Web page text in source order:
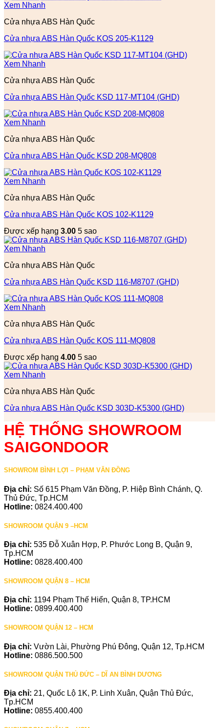
Xem Nhanh
Cửa nhựa ABS Hàn Quốc
Cửa nhựa ABS Hàn Quốc KOS 205-K1129
Xem Nhanh
Cửa nhựa ABS Hàn Quốc
Cửa nhựa ABS Hàn Quốc KSD 117-MT104 (GHD)
Xem Nhanh
Cửa nhựa ABS Hàn Quốc
Cửa nhựa ABS Hàn Quốc KSD 208-MQ808
Xem Nhanh
Cửa nhựa ABS Hàn Quốc
Cửa nhựa ABS Hàn Quốc KOS 102-K1129
Được xếp hạng 3.00 5 sao
Xem Nhanh
Cửa nhựa ABS Hàn Quốc
Cửa nhựa ABS Hàn Quốc KSD 116-M8707 (GHD)
Xem Nhanh
Cửa nhựa ABS Hàn Quốc
Cửa nhựa ABS Hàn Quốc KOS 111-MQ808
Được xếp hạng 4.00 5 sao
Xem Nhanh
Cửa nhựa ABS Hàn Quốc
Cửa nhựa ABS Hàn Quốc KSD 303D-K5300 (GHD)
HỆ THỐNG SHOWROOM
SAIGONDOOR
SHOWROM BÌNH LỢI – PHẠM VĂN ĐỒNG
Địa chỉ: Số 615 Phạm Văn Đồng, P. Hiệp Bình Chánh, Q.
Thủ Đức, Tp.HCM
Hotline: 0824.400.400
SHOWROOM QUẬN 9 –HCM
Địa chỉ: 535 Đỗ Xuân Hợp, P. Phước Long B, Quận 9,
Tp.HCM
Hotline: 0828.400.400
SHOWROOM QUẬN 8 – HCM
Địa chỉ: 1194 Phạm Thế Hiển, Quận 8, TP.HCM
Hotline: 0899.400.400
SHOWROOM QUẬN 12 – HCM
Địa chỉ: Vườn Lài, Phường Phú Đông, Quận 12, Tp.HCM
Hotline: 0886.500.500
SHOWROOM QUẬN THỦ ĐỨC – DĨ AN BÌNH DƯƠNG
Địa chỉ: 21, Quốc Lộ 1K, P. Linh Xuân, Quận Thủ Đức,
Tp.HCM
Hotline: 0855.400.400